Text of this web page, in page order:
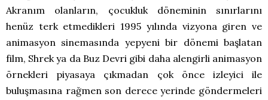
Akranım olanların, çocukluk döneminin sınırlarını
henüz terk etmedikleri 1995 yılında vizyona giren ve
animasyon sinemasında yepyeni bir dönemi başlatan
film, Shrek ya da Buz Devri gibi daha alengirli animasyon
örnekleri piyasaya çıkmadan çok önce izleyici ile
buluşmasına rağmen son derece yerinde göndermeleri